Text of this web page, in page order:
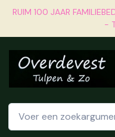
RUIM 100 JAAR
-